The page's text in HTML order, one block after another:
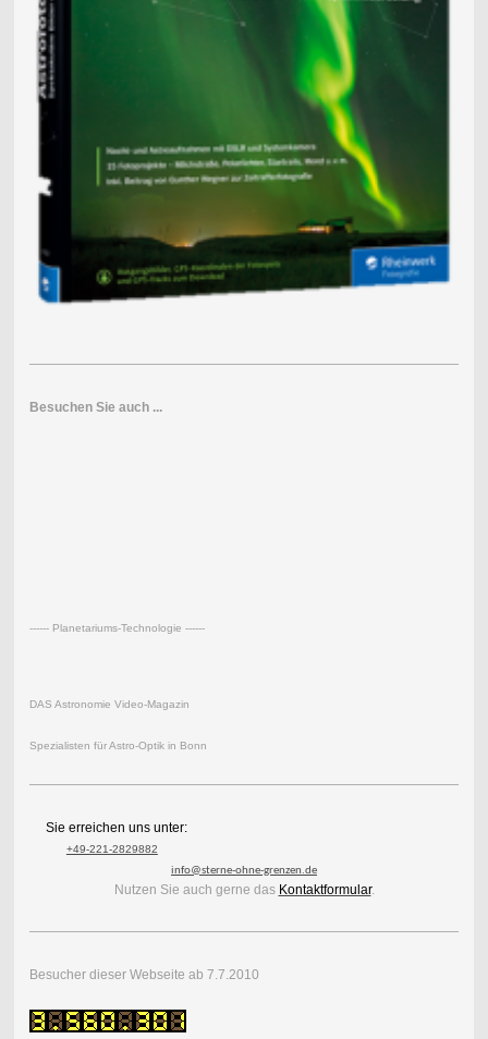
Besuchen Sie auch ...
------ Planetariums-Technologie ------
DAS Astronomie Video-Magazin
Spezialisten für Astro-Optik in Bonn
Sie erreichen uns unter:
+49-221-2829882
info@sterne-ohne-grenzen.de
Nutzen Sie auch gerne das Kontaktformular.
Besucher dieser Webseite ab 7.7.2010